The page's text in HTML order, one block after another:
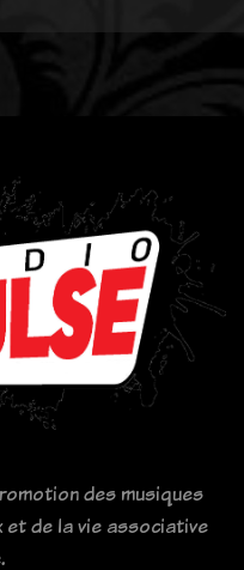
des musiques
de la vie associative